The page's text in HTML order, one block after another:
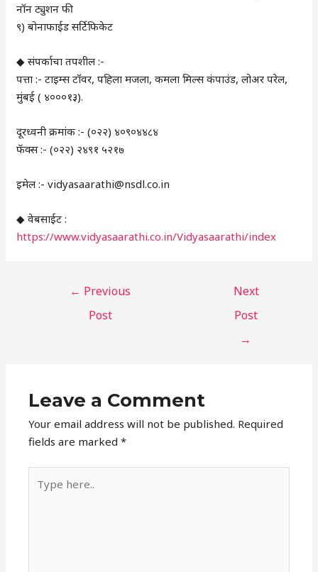
नॉन ट्युशन फी
९) बोनाफाईड सर्टिफिकेट
◆ संपर्काचा तपशील :-
पत्ता :- टाइम्स टॉवर, पहिला मजला, कमला मिल्स कंपाउंड, लोअर परेल,
मुंबई ( ४०००१३).
दूरध्वनी क्रमांक :- (०२२) ४०९०४४८४
फॅक्स :- (०२२) २४९१ ५२१७
इमेल :- vidyasaarathi@nsdl.co.in
◆ वेबसाईट :
https://www.vidyasaarathi.co.in/Vidyasaarathi/index
← Previous
Post
Next
Post
→
Leave a Comment
Your email address will not be published. Required
fields are marked*
here..